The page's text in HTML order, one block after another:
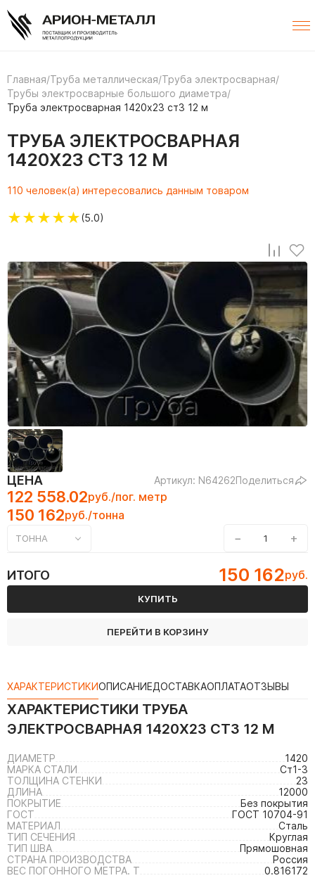
Главная/Труба металлическая/Труба электросварная/
Трубы электросварные большого диаметра/
Труба электросварная 1420х23 ст3 12 м
ТРУБА ЭЛЕКТРОСВАРНАЯ
1420Х23 СТ3 12 М
110 человек(а) интересовались данным товаром
★★★★★(5.0)
ЦЕНА Артикул: N64262Поделиться
122 558.02руб./пог. метр
150 162руб./тонна
ТОННА − +
ИТОГО 150 162руб.
КУПИТЬ
ПЕРЕЙТИ В КОРЗИНУ
ХАРАКТЕРИСТИКИОПИСАНИЕДОСТАВКАОПЛАТАОТЗЫВЫ
ХАРАКТЕРИСТИКИ ТРУБА
ЭЛЕКТРОСВАРНАЯ 1420Х23 СТ3 12 М
ДИАМЕТР
1420
МАРКА СТАЛИ
Ст1-3
ТОЛЩИНА СТЕНКИ
23
ДЛИНА
12000
ПОКРЫТИЕ
Без покрытия
ГОСТ
ГОСТ 10704-91
МАТЕРИАЛ
Сталь
ТИП СЕЧЕНИЯ
Круглая
ТИП ШВА
Прямошовная
СТРАНА ПРОИЗВОДСТВА
Россия
ВЕС ПОГОННОГО МЕТРА. Т
0.816172